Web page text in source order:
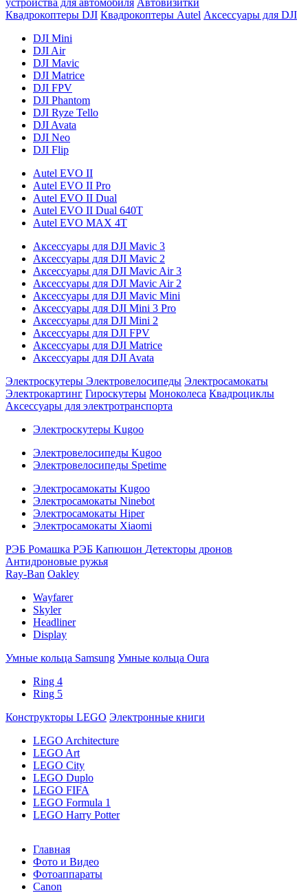
устройства для автомобиля Автовизитки
Квадрокоптеры DJI Квадрокоптеры Autel Аксессуары для DJI
DJI Mini
DJI Air
DJI Mavic
DJI Matrice
DJI FPV
DJI Phantom
DJI Ryze Tello
DJI Avata
DJI Neo
DJI Flip
Autel EVO II
Autel EVO II Pro
Autel EVO II Dual
Autel EVO II Dual 640T
Autel EVO MAX 4T
Аксессуары для DJI Mavic 3
Аксессуары для DJI Mavic 2
Аксессуары для DJI Mavic Air 3
Аксессуары для DJI Mavic Air 2
Аксессуары для DJI Mavic Mini
Аксессуары для DJI Mini 3 Pro
Аксессуары для DJI Mini 2
Аксессуары для DJI FPV
Аксессуары для DJI Matrice
Аксессуары для DJI Avata
Электроскутеры Электровелосипеды Электросамокаты
Электрокартинг Гироскутеры Моноколеса Квадроциклы
Аксессуары для электротранспорта
Электроскутеры Kugoo
Электровелосипеды Kugoo
Электровелосипеды Spetime
Электросамокаты Kugoo
Электросамокаты Ninebot
Электросамокаты Hiper
Электросамокаты Xiaomi
РЭБ Ромашка РЭБ Капюшон Детекторы дронов
Антидроновые ружья
Ray-Ban Oakley
Wayfarer
Skyler
Headliner
Display
Умные кольца Samsung Умные кольца Oura
Ring 4
Ring 5
Конструкторы LEGO Электронные книги
LEGO Architecture
LEGO Art
LEGO City
LEGO Duplo
LEGO FIFA
LEGO Formula 1
LEGO Harry Potter
Главная
Фото и Видео
Фотоаппараты
Canon